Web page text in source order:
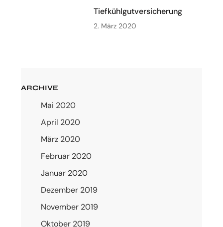
Tiefkühlgutversicherung
2. März 2020
ARCHIVE
Mai 2020
April 2020
März 2020
Februar 2020
Januar 2020
Dezember 2019
November 2019
Oktober 2019